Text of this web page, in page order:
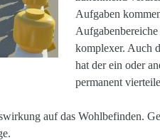
Aufgaben
komplexer. Auch
hat der ein oder
permanent
auf das Wohlbefinden.